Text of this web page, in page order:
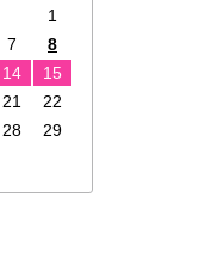
1
7
8
14
15
21
22
28
29